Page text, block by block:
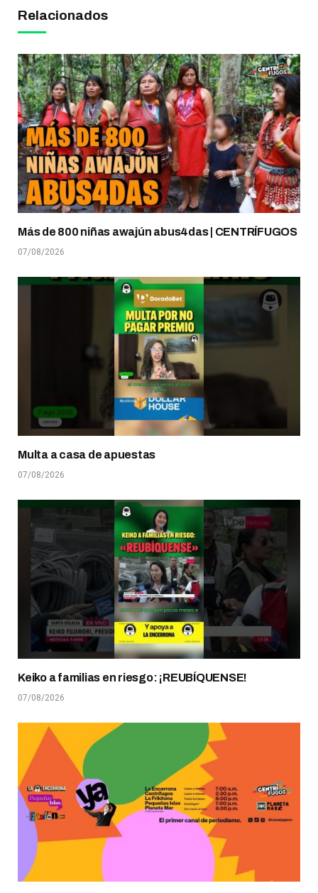
Relacionados
Más de 800 niñas awajún abus4das | CENTRÍFUGOS
07/08/2026
Multa a casa de apuestas
07/08/2026
Keiko a familias en riesgo: ¡REUBÍQUENSE!
07/08/2026